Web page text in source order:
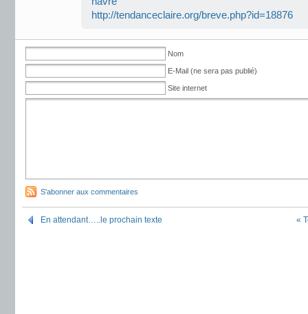
http://tendanceclaire.org/breve.php?id=18876
Nom
E-Mail (ne sera pas publié)
Site internet
S'abonner aux commentaires
En attendant…..le prochain texte «